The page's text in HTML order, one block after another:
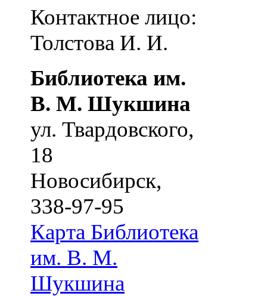
Контактное лицо:
Толстова И. И.
Библиотека им.
В. М. Шукшина
ул. Твардовского,
18
Новосибирск,
338-97-95
Карта Библиотека
им. В. М.
Шукшина